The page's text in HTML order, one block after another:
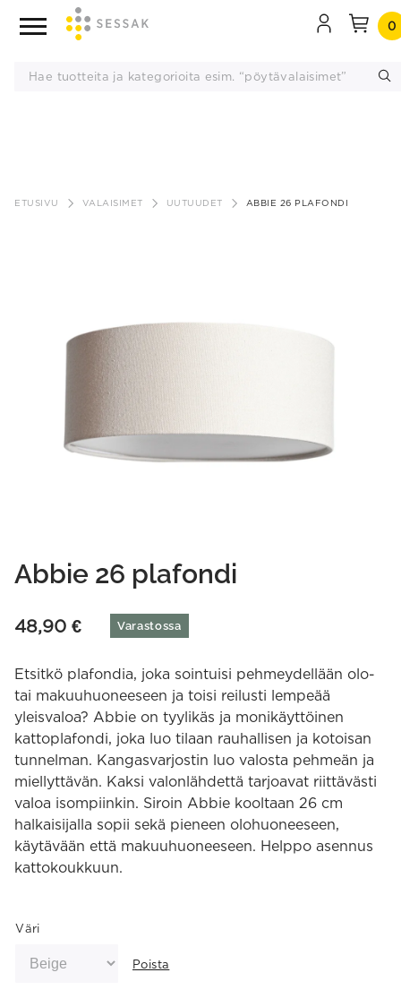
sisältöön
0
ETUSIVU VALAISIMET UUTUUDET ABBIE 26 PLAFONDI
Abbie 26 plafondi
48,90 € Varastossa
Etsitkö plafondia, joka sointuisi pehmeydellään olo-
tai makuuhuoneeseen ja toisi reilusti lempeää
yleisvaloa? Abbie on tyylikäs ja monikäyttöinen
kattoplafondi, joka luo tilaan rauhallisen ja kotoisan
tunnelman. Kangasvarjostin luo valosta pehmeän ja
miellyttävän. Kaksi valonlähdettä tarjoavat riittävästi
valoa isompiinkin. Siroin Abbie kooltaan 26 cm
halkaisijalla sopii sekä pieneen olohuoneeseen,
käytävään että makuuhuoneeseen. Helppo asennus
kattokoukkuun.
Väri
Poista